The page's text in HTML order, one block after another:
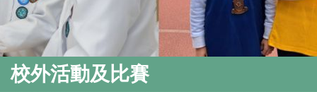
校外活動及比賽